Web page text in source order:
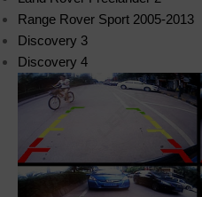
Range Rover Sport 2005-2013
Discovery 3
Discovery 4